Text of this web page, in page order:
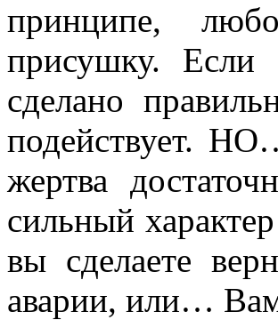
принципе,
присушку. Если
сделано
подействует.
жертва
сильный
вы сделаете
аварии, или…